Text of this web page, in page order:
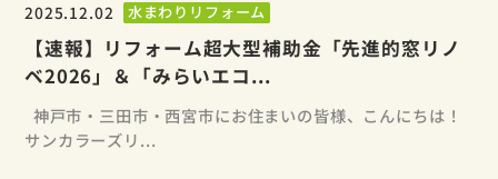
2025.12.02 水まわりリフォーム
【速報】リフォーム超大型補助金「先進的窓リノ
ベ2026」＆「みらいエコ...
神戸市・三田市・西宮市にお住まいの皆様、こんにちは！
サンカラーズリ...